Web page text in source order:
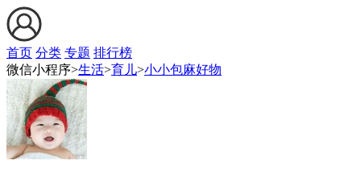
首页 分类 专题 排行榜
微信小程序>生活>育儿>小小包麻好物